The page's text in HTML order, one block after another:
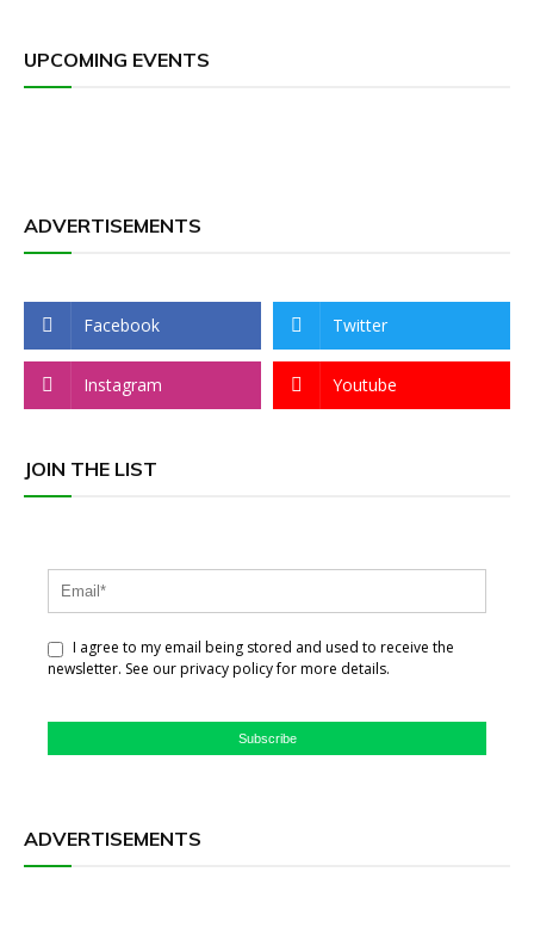
UPCOMING EVENTS
ADVERTISEMENTS
Facebook Twitter
Instagram Youtube
JOIN THE LIST
I agree to my email being stored and used to receive the
newsletter. See our privacy policy for more details.
Subscribe
ADVERTISEMENTS